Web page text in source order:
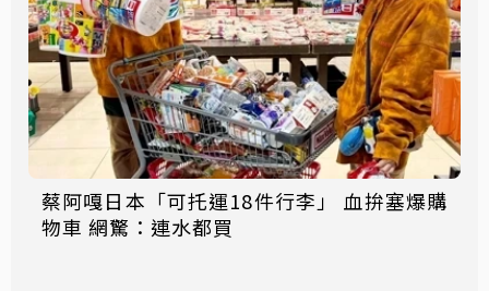
蔡阿嘎日本「可托運18件行李」 血拚塞爆購
物車 網驚：連水都買